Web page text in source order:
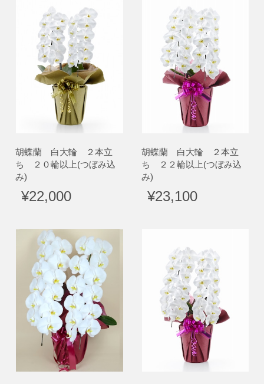
胡蝶蘭 白大輪 ２本立
ち ２０輪以上(つぼみ込
み)
¥22,000
胡蝶蘭 白大輪 ２本立
ち ２２輪以上(つぼみ込
み)
¥23,100